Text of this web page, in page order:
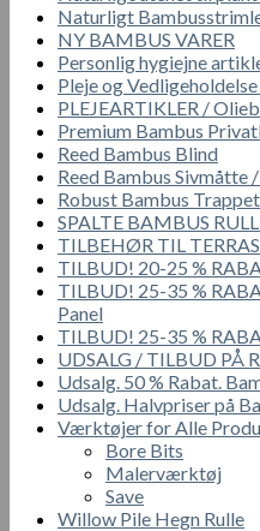
Naturligt
NY BAMBUS VARER
Personlig hygiejne
Pleje og
PLEJEARTIKLER /
Premium Bambus
Reed Bambus Blind
Reed Bambus Sivmåtte
Robust Bambus
SPALTE BAMBUS
TILBEHØR TIL
TILBUD! 20-25 %
TILBUD! 25-35 %
Panel
TILBUD! 25-35 %
UDSALG / TILBUD PÅ
Udsalg. 50 % Rabat.
Udsalg. Halvpriser på
Værktøjer for Alle
Bore Bits
Malerværktøj
Save
Willow Pile Hegn Rulle